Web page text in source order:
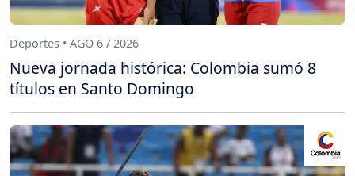
Deportes • AGO 6 / 2026
Nueva jornada histórica: Colombia sumó 8
títulos en Santo Domingo